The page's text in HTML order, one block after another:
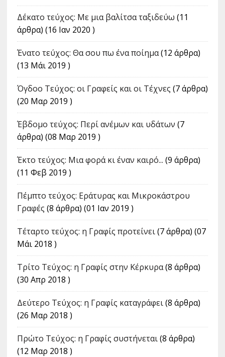
Δέκατο τεύχος: Με μια βαλίτσα ταξιδεύω (11
άρθρα) (16 Ιαν 2020 )
Ένατο τεύχος: Θα σου πω ένα ποίημα(12 άρθρα)
(13 Μάι 2019 )
Όγδοο Τεύχος: οι Γραφείς και οι Τέχνες (7 άρθρα)
(20 Μαρ 2019 )
Έβδομο τεύχος: Περί ανέμων και υδάτων (7
άρθρα) (08 Μαρ 2019 )
Έκτο τεύχος: Μια φορά κι έναν καιρό... (9 άρθρα)
(11 Φεβ 2019 )
Πέμπτο τεύχος: Εράτυρας και Μικροκάστρου
Γραφές (8 άρθρα) (01 Ιαν 2019 )
Τέταρτο τεύχος: η Γραφίς προτείνει(7 άρθρα) (07
Μάι 2018 )
Tρίτο Τεύχος: η Γραφίς στην Κέρκυρα(8 άρθρα)
(30 Απρ 2018 )
Δεύτερο Τεύχος: η Γραφίς καταγράφει(8 άρθρα)
(26 Μαρ 2018 )
Πρώτο Τεύχος: η Γραφίς συστήνεται(8 άρθρα)
(12 Μαρ 2018 )